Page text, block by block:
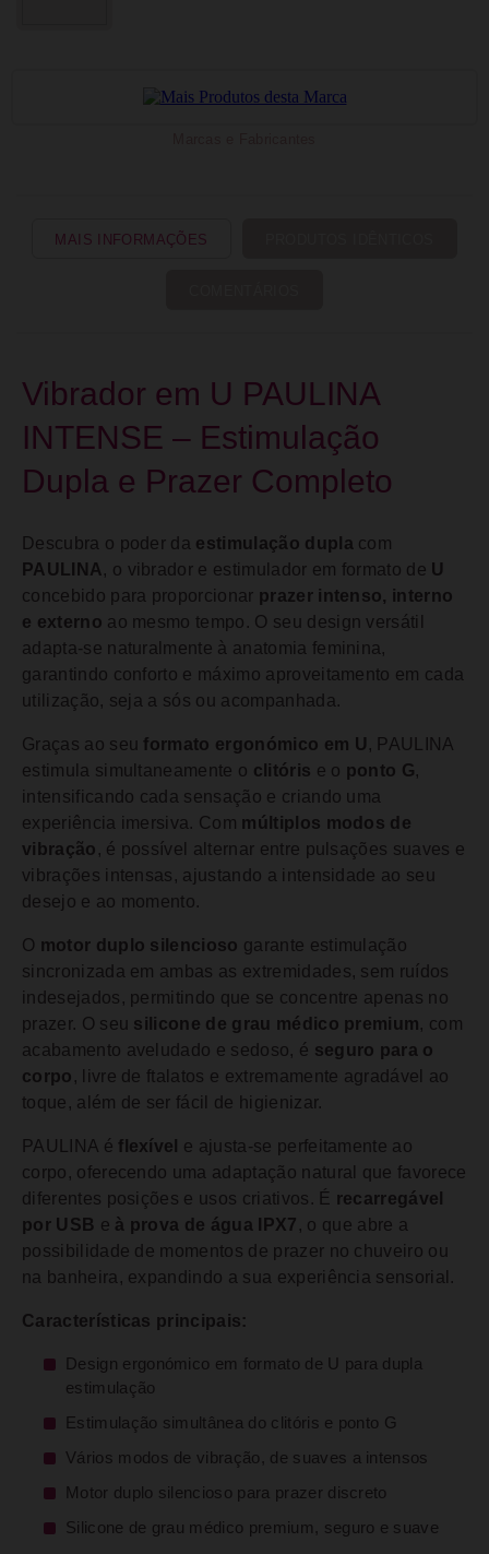
MAIS INFORMAÇÕES
Vibrador em U PAULINA
INTENSE – Estimulação
Dupla e Prazer Completo
Descubra o poder da estimulação dupla com
PAULINA , o vibrador e estimulador em formato de U
concebido para proporcionar prazer intenso, interno
e externo ao mesmo tempo. O seu design versátil
adapta-se naturalmente à anatomia feminina,
garantindo conforto e máximo aproveitamento em cada
utilização, seja a sós ou acompanhada.
Graças ao seu formato ergonómico em U , PAULINA
estimula simultaneamente o clitóris e o ponto G,
intensificando cada sensação e criando uma
experiência imersiva. Com múltiplos modos de
vibração , é possível alternar entre pulsações suaves e
vibrações intensas, ajustando a intensidade ao seu
desejo e ao momento.
O motor duplo silencioso garante estimulação
sincronizada em ambas as extremidades, sem ruídos
indesejados, permitindo que se concentre apenas no
prazer. O seu silicone de grau médico premium, com
acabamento aveludado e sedoso, é seguro para o
corpo , livre de ftalatos e extremamente agradável ao
toque, além de ser fácil de higienizar.
PAULINA é flexível
e ajusta-se perfeitamente ao
corpo, oferecendo uma adaptação natural que favorece
diferentes posições e usos criativos. É recarregável
por USB e à prova de água IPX7 , o que abre a
possibilidade de momentos de prazer no chuveiro ou
na banheira, expandindo a sua experiência sensorial.
Características principais:
Design ergonómico em formato de U para dupla
estimulação
Estimulação simultânea do clitóris e ponto G
Vários modos de vibração, de suaves a intensos
Motor duplo silencioso para prazer discreto
Silicone de grau médico premium, seguro e suave